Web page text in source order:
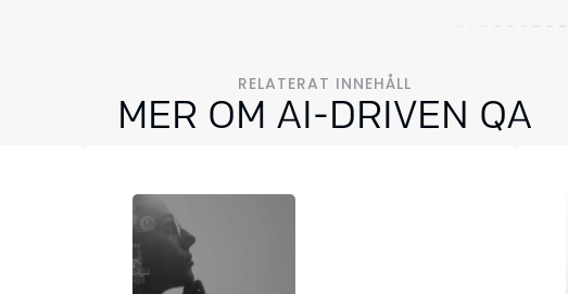
RELATERAT INNEHÅLL
MER OM AI-DRIVEN QA